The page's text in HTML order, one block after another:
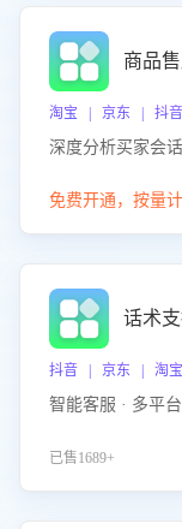
商品
淘宝 | 京东 | 抖
深度分析买家会
免费开通，按量
话术
抖音 | 京东 | 淘
智能客服 · 多平
已售1689+